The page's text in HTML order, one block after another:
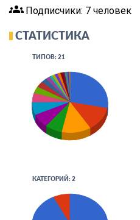
groups Подписчики: 7 человек
СТАТИСТИКА
ТИПОВ: 21
КАТЕГОРИЙ: 2